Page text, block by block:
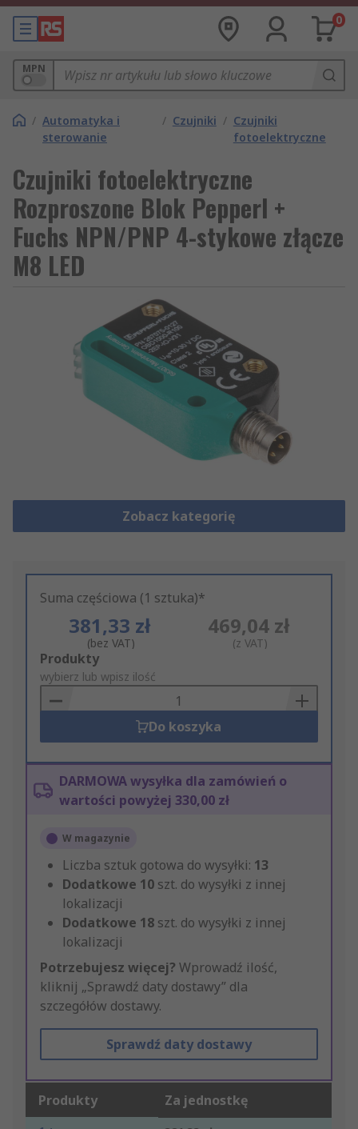
0
MPN
/ Automatyka i
sterowanie
/ Czujniki / Czujniki
fotoelektryczne
Czujniki fotoelektryczne
Rozproszone Blok Pepperl +
Fuchs NPN/PNP 4-stykowe złącze
M8 LED
Zobacz kategorię
Suma częściowa (1 sztuka)*
381,33 zł
(bez VAT)
469,04 zł
(z VAT)
Add
to
Basket
Produkty
wybierz lub wpisz ilość
Do koszyka
DARMOWA wysyłka dla zamówień o
wartości powyżej 330,00 zł
W magazynie
Liczba sztuk gotowa do wysyłki: 13
Dodatkowe 10 szt. do wysyłki z innej
lokalizacji
Dodatkowe 18 szt. do wysyłki z innej
lokalizacji
Potrzebujesz więcej? Wprowadź ilość,
kliknij „Sprawdź daty dostawy” dla
szczegółów dostawy.
Sprawdź daty dostawy
Produkty Za jednostkę